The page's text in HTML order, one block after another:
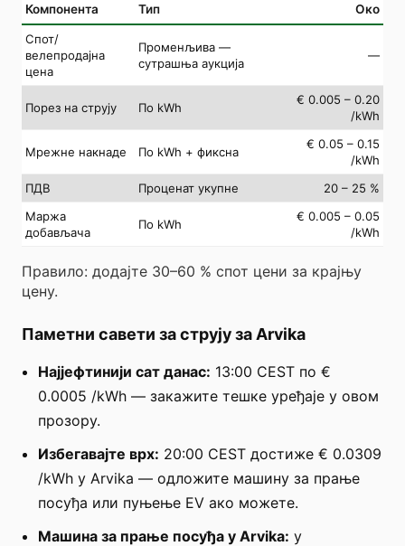
Компонента Тип Око
Спот/
велепродајна
цена
Променљива —
сутрашња аукција
—
Порез на струју По kWh
€ 0.005 – 0.20
/kWh
Мрежне накнаде По kWh + фиксна
€ 0.05 – 0.15
/kWh
ПДВ
Проценат укупне
20 – 25 %
Маржа
добављача
По kWh
€ 0.005 – 0.05
/kWh
Правило: додајте 30–60 % спот цени за крајњу
цену.
Паметни савети за струју за Arvika
Најјефтинији сат данас: 13:00 CEST по €
0.0005 /kWh — закажите тешке уређаје у овом
прозору.
Избегавајте врх: 20:00 CEST достиже € 0.0309
/kWh у Arvika — одложите машину за прање
посуђа или пуњење EV ако можете.
Машина за прање посуђа у Arvika: у